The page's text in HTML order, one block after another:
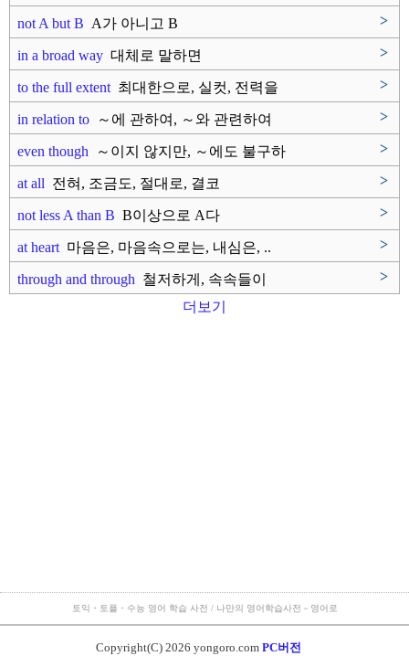
not A but B A가 아니고 B >
in a broad way 대체로 말하면 >
to the full extent 최대한으로, 실컷, 전력을
>
in relation to ～에 관하여, ～와 관련하여 >
even though ～이지 않지만, ～에도 불구하
>
at all 전혀, 조금도, 절대로, 결코 >
not less A than B B이상으로 A다 >
at heart 마음은, 마음속으로는, 내심은, .. >
through and through 철저하게, 속속들이
>
더보기
토익・토플・수능 영어 학습 사전 / 나만의 영어학습사전－영어로
Copyright(C) 2026 yongoro.com PC버전